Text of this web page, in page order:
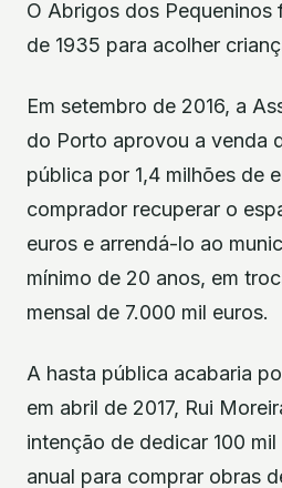
O Abrigos dos Pequeninos
de 1935 para acolher
Em setembro de 2016, a
do Porto aprovou a venda
pública por 1,4 milhões de
comprador recuperar o
euros e arrendá-lo ao
mínimo de 20 anos, em
mensal de 7.000 mil euros.
A hasta pública acabaria
em abril de 2017, Rui
intenção de dedicar 100
anual para comprar obras